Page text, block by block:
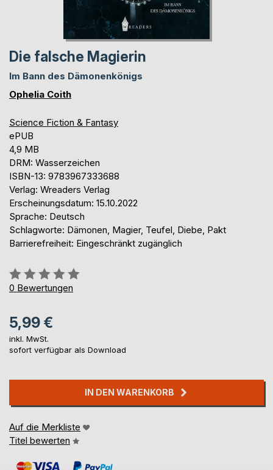
Die falsche Magierin
Im Bann des Dämonenkönigs
Ophelia Coith
Science Fiction & Fantasy
ePUB
4,9 MB
DRM: Wasserzeichen
ISBN-13: 9783967333688
Verlag: Wreaders Verlag
Erscheinungsdatum: 15.10.2022
Sprache: Deutsch
Schlagworte: Dämonen, Magier, Teufel, Diebe, Pakt
Barrierefreiheit: Eingeschränkt zugänglich
Bewertung::
0%
0 Bewertungen
5,99 €
inkl. MwSt.
sofort verfügbar als Download
IN DEN WARENKORB
Auf die Merkliste
Titel bewerten